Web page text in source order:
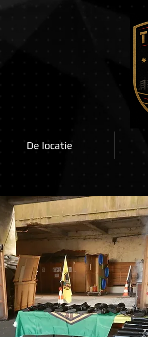
De locatie